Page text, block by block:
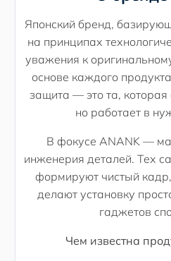
Японский бренд,
на принципах
уважения к
основе каждого
защита — это та, которая
но работает в
В фокусе ANANK —
инженерия деталей. Тех
формируют чистый
делают установку
гаджетов
Чем известна